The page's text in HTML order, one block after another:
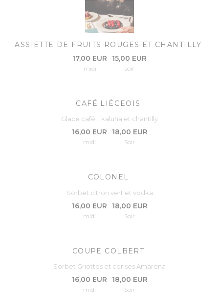
ASSIETTE DE FRUITS ROUGES ET CHANTILLY
17,00 EUR
midi
15,00 EUR
soir
CAFÉ LIÉGEOIS
Glace café, , kaluha et chantilly
16,00 EUR
midi
18,00 EUR
Soir
COLONEL
Sorbet citron vert et vodka
16,00 EUR
midi
18,00 EUR
Soir
COUPE COLBERT
Sorbet Griottes et cerises Amarena
16,00 EUR
midi
18,00 EUR
Soir